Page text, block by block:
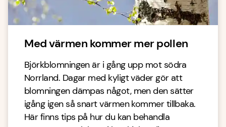
Med värmen kommer mer pollen
Björkblomningen är i gång upp mot södra
Norrland. Dagar med kyligt väder gör att
blomningen dämpas något, men den sätter
igång igen så snart värmen kommer tillbaka.
Här finns tips på hur du kan behandla